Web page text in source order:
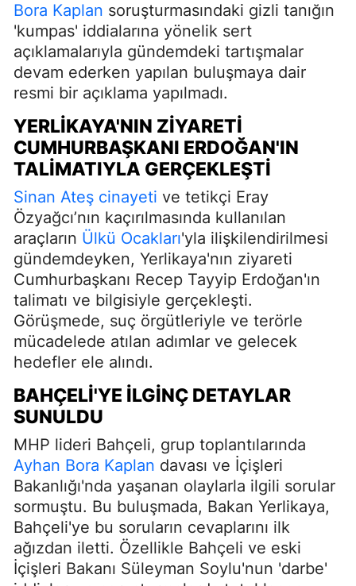
Bora Kaplan soruşturmasındaki gizli tanığın
'kumpas' iddialarına yönelik sert
açıklamalarıyla gündemdeki tartışmalar
devam ederken yapılan buluşmaya dair
resmi bir açıklama yapılmadı.
YERLIKAYA'NIN ZIYARETI
CUMHURBAŞKANI ERDOĞAN'IN
TALIMATIYLA GERÇEKLEŞTI
Sinan Ateş cinayeti ve tetikçi Eray
Özyağcı’nın kaçırılmasında kullanılan
araçların Ülkü Ocakları'yla ilişkilendirilmesi
gündemdeyken, Yerlikaya'nın ziyareti
Cumhurbaşkanı Recep Tayyip Erdoğan'ın
talimatı ve bilgisiyle gerçekleşti.
Görüşmede, suç örgütleriyle ve terörle
mücadelede atılan adımlar ve gelecek
hedefler ele alındı.
BAHÇELI'YE İLGINÇ DETAYLAR
SUNULDU
MHP lideri Bahçeli, grup toplantılarında
Ayhan Bora Kaplan davası ve İçişleri
Bakanlığı'nda yaşanan olaylarla ilgili sorular
sormuştu. Bu buluşmada, Bakan Yerlikaya,
Bahçeli'ye bu soruların cevaplarını ilk
ağızdan iletti. Özellikle Bahçeli ve eski
İçişleri Bakanı Süleyman Soylu'nun 'darbe'